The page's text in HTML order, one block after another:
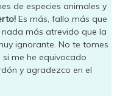
de especies animales y
Es más, fallo más que
más atrevido que la
ignorante. No te tomes
me he equivocado
y agradezco en el